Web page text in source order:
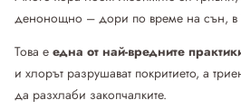
денонощно – дори по време на сън, в
Това е една от най-вредните
и хлорът разрушават покритието, а
да разхлаби закопчалките.